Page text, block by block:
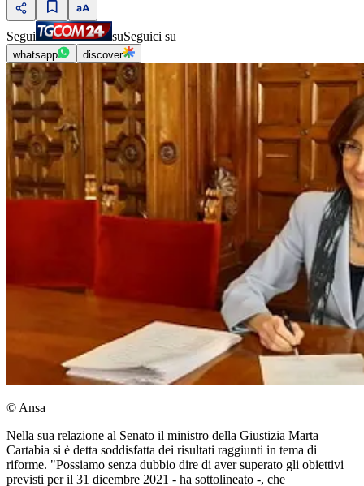
Segui suSeguici su
whatsapp discover
© Ansa
Nella sua relazione al Senato il ministro della Giustizia Marta
Cartabia si è detta soddisfatta dei risultati raggiunti in tema di
riforme. "Possiamo senza dubbio dire di aver superato gli obiettivi
previsti per il 31 dicembre 2021 - ha sottolineato -, che